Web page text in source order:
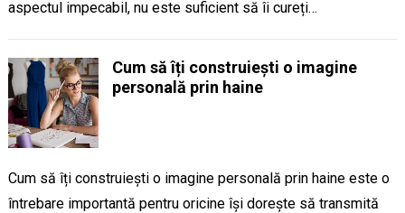
aspectul impecabil, nu este suficient să îi cureți…
Cum să îți construiești o imagine
personală prin haine
Cum să îți construiești o imagine personală prin haine este o
întrebare importantă pentru oricine își dorește să transmită